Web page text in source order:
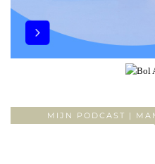
MIJN PODCAST |